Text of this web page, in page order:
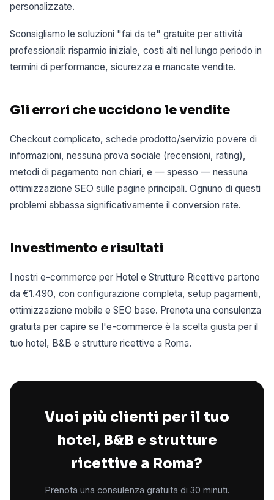
personalizzate.
Sconsigliamo le soluzioni "fai da te" gratuite per attività
professionali: risparmio iniziale, costi alti nel lungo periodo in
termini di performance, sicurezza e mancate vendite.
Gli errori che uccidono le vendite
Checkout complicato, schede prodotto/servizio povere di
informazioni, nessuna prova sociale (recensioni, rating),
metodi di pagamento non chiari, e — spesso — nessuna
ottimizzazione SEO sulle pagine principali. Ognuno di questi
problemi abbassa significativamente il conversion rate.
Investimento e risultati
I nostri e-commerce per Hotel e Strutture Ricettive partono
da €1.490, con configurazione completa, setup pagamenti,
ottimizzazione mobile e SEO base. Prenota una consulenza
gratuita per capire se l'e-commerce è la scelta giusta per il
tuo hotel, B&B e strutture ricettive a Roma.
Vuoi più clienti per il tuo
hotel, B&B e strutture
ricettive a Roma?
Prenota una consulenza gratuita di 30 minuti.